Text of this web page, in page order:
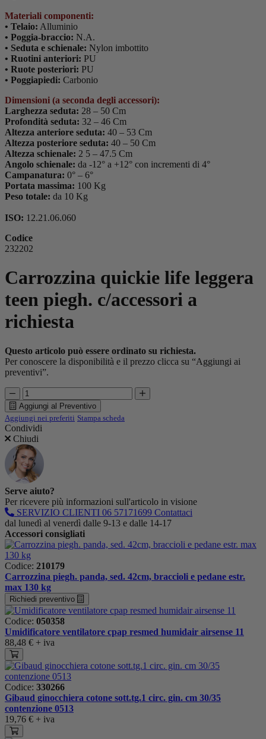
Materiali componenti:
• Telaio: Alluminio
• Poggia-braccio: N.A.
• Seduta e schienale: Nylon imbottito
• Ruotini anteriori: PU
• Ruote posteriori: PU
• Poggiapiedi: Carbonio
Dimensioni (a seconda degli accessori):
Larghezza seduta: 28 – 50 Cm
Profondità seduta: 32 – 46 Cm
Altezza anteriore seduta: 40 – 53 Cm
Altezza posteriore seduta: 40 – 50 Cm
Altezza schienale: 2 5 – 47.5 Cm
Angolo schienale: da -12° a +12° con incrementi di 4°
Campanatura: 0° – 6°
Portata massima: 100 Kg
Peso totale: da 10 Kg
ISO: 12.21.06.060
Codice
232202
Carrozzina quickie life leggera
teen piegh. c/accessori a
richiesta
Questo articolo può essere ordinato su richiesta.
Per conoscere la disponibilità e il prezzo clicca su “Aggiungi ai
preventivi”.
Aggiungi al Preventivo
Aggiungi nei preferiti Stampa scheda
Condividi
Chiudi
Serve aiuto?
Per ricevere più informazioni sull'articolo in visione
SERVIZIO CLIENTI 06 57171699 Contattaci
dal lunedì al venerdì dalle 9-13 e dalle 14-17
Accessori consigliati
Codice: 210179
Carrozzina piegh. panda, sed. 42cm, braccioli e pedane estr.
max 130 kg
Richiedi preventivo
Codice: 050358
Umidificatore ventilatore cpap resmed humidair airsense 11
88,48 € + iva
Codice: 330266
Gibaud ginocchiera cotone sott.tg.1 circ. gin. cm 30/35
contenzione 0513
19,76 € + iva